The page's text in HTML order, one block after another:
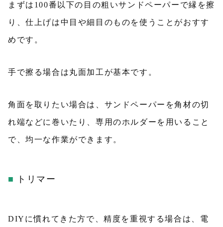
まずは100番以下の目の粗いサンドペーパーで縁を擦
り、仕上げは中目や細目のものを使うことがおすす
めです。
手で擦る場合は丸面加工が基本です。
角面を取りたい場合は、サンドペーパーを角材の切
れ端などに巻いたり、専用のホルダーを用いること
で、均一な作業ができます。
トリマー
DIYに慣れてきた方で、精度を重視する場合は、電